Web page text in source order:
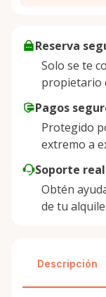
Reserva
Solo se te
propietario
Pagos
Protegido
extremo a
Soporte real
Obtén
de tu
Descripción